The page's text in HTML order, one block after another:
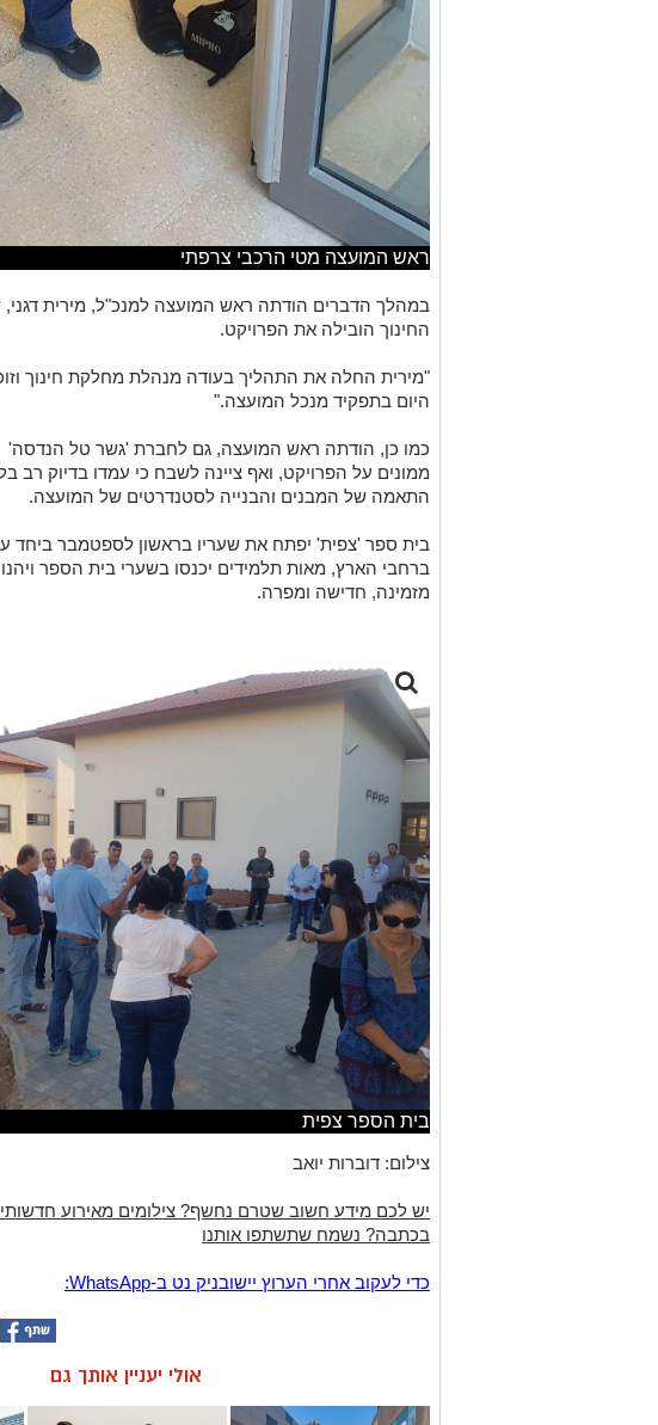
ראש המועצה מטי הרכבי צרפתי
במהלך הדברים הודתה ראש המועצה למנכ"ל, מירית
החינוך הובילה את הפרויקט.
"מירית החלה את התהליך בעודה מנהלת מחלקת חינוך
היום בתפקיד מנכל המועצה."
כמו כן, הודתה ראש המועצה, גם לחברת 'גשר טל הנדסה'
ממונים על הפרויקט, ואף ציינה לשבח כי עמדו בדיוק רב
התאמה של המבנים והבנייה לסטנדרטים של המועצה.
בית ספר 'צפית' יפתח את שעריו בראשון לספטמבר ביחד
ברחבי הארץ, מאות תלמידים יכנסו בשערי בית הספר
מזמינה, חדישה ומפרה.
בית הספר צפית
צילום: דוברות יואב
יש לכם מידע חשוב שטרם נחשף? צילומים מאירוע
בכתבה? נשמח שתשתפו אותנו
‏כדי לעקוב אחרי הערוץ יישובניק נט ב-WhatsApp:‏‏‏
אולי יעניין אותך גם